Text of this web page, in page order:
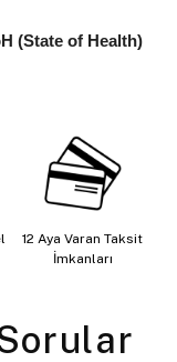
(State of Health)
12 Aya Varan Taksit
İmkanları